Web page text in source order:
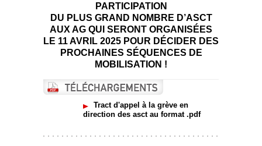
PARTICIPATION
DU PLUS GRAND NOMBRE D’ASCT
AUX AG QUI SERONT ORGANISÉES
LE 11 AVRIL 2025 POUR DÉCIDER DES
PROCHAINES SÉQUENCES DE
MOBILISATION !
Tract d'appel à la grève en
direction des asct au format .pdf